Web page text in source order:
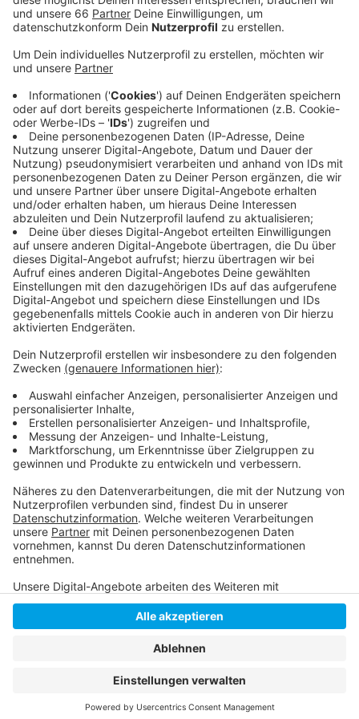
Anzeige
Nach der Niederlage sind die Play-Off-Chancen für
Rhein Firedeutlich gesunken, das Team hat jetzt eine
Bilanz von 4 Siegen und 3 Niederlagen. Am
kommenden Sonntag reist das Team nach Dänemark
und ist beim noch ungeschlagenen Tabellenführer
Nordic Storm zu Gast.
Anzeige
Weitere Infos und Links:
Anzeige
Flag Football in Düsseldorf
Alles zu Nordic Storm
Anzeige
Anzeige